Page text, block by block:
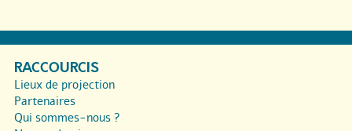
RACCOURCIS
Lieux de projection
Partenaires
Qui sommes-nous ?